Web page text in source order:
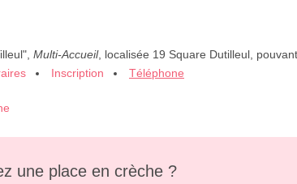
Multi-Accueil, localisée 19 Square Dutilleul,
Inscription Téléphone
une place en crèche ?